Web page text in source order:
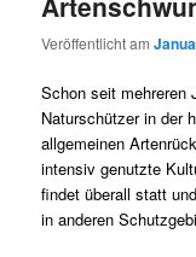
Veröffentlicht am
Schon seit mehreren
Naturschützer in der
allgemeinen
intensiv genutzte
findet überall statt
in anderen